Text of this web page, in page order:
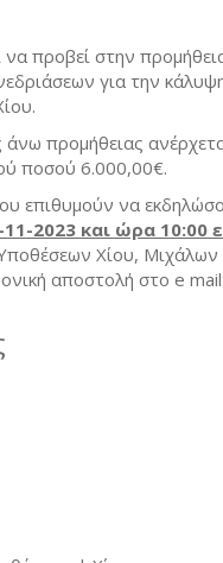
προβεί στην
για την
προμήθειας
ποσού 6.000,00€.
επιθυμούν να
11-2023 και ώρα 10:00
Χίου, Μιχάλων
αποστολή στο e mail: